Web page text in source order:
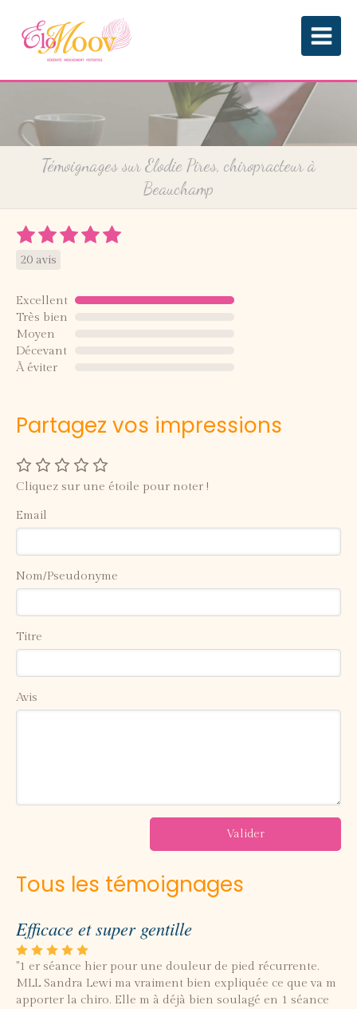
Témoignages sur Elodie Pires, chiropracteur à
Beauchamp
20 avis
Excellent
Très bien
Moyen
Décevant
À éviter
Partagez vos impressions
Cliquez sur une étoile pour noter !
Email
Nom/Pseudonyme
Titre
Avis
Valider
Tous les témoignages
Efficace et super gentille
"1 er séance hier pour une douleur de pied récurrente.
MLL Sandra Lewi ma vraiment bien expliquée ce que va m
apporter la chiro. Elle m à déjà bien soulagé en 1 séance